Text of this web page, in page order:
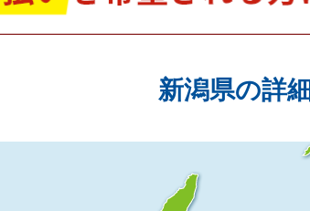
新潟県の詳細